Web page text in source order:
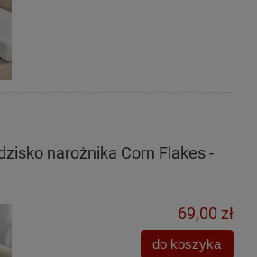
narożnika Corn Flakes -
69,00 zł
do koszyka